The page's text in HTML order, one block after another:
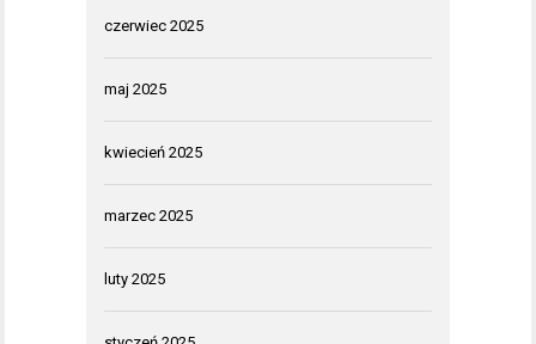
czerwiec 2025
maj 2025
kwiecień 2025
marzec 2025
luty 2025